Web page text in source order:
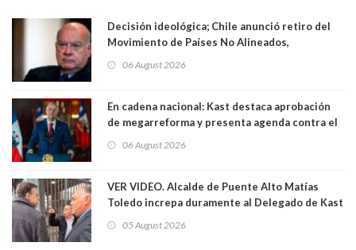
Decisión ideológica; Chile anunció retiro del
Movimiento de Países No Alineados,
1971. Excanciller Insulza lamentó decisión
06 August 2026
En cadena nacional: Kast destaca aprobación
de megarreforma y presenta agenda contra el
06 August 2026
VER VIDEO. Alcalde de Puente Alto Matías
Toledo increpa duramente al Delegado de Kast
delegado nuevamente arrancando"
05 August 2026